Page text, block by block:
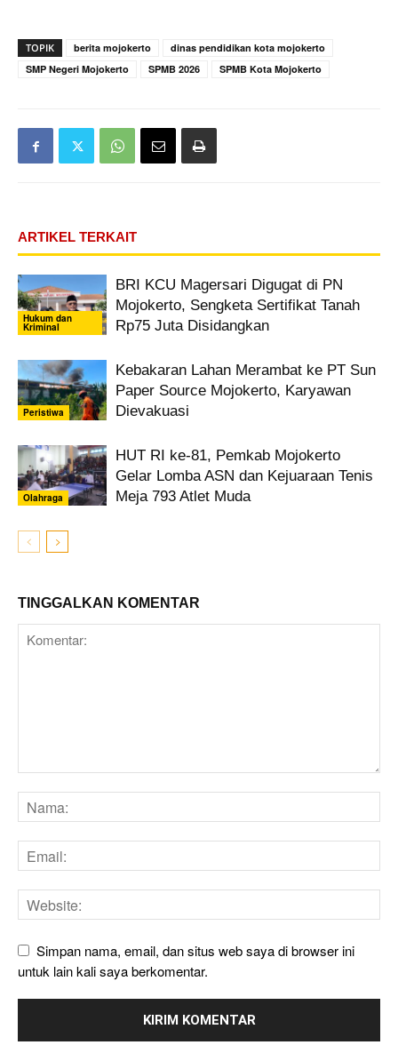
TOPIK berita mojokerto
dinas pendidikan kota mojokerto
SMP Negeri Mojokerto
SPMB 2026 SPMB Kota Mojokerto
ARTIKEL TERKAIT
Hukum dan
Kriminal
BRI KCU Magersari Digugat di PN
Mojokerto, Sengketa Sertifikat Tanah
Rp75 Juta Disidangkan
Peristiwa
Kebakaran Lahan Merambat ke PT Sun
Paper Source Mojokerto, Karyawan
Dievakuasi
Olahraga
HUT RI ke-81, Pemkab Mojokerto
Gelar Lomba ASN dan Kejuaraan Tenis
Meja 793 Atlet Muda
TINGGALKAN KOMENTAR
Simpan nama, email, dan situs web saya di browser ini
untuk lain kali saya berkomentar.